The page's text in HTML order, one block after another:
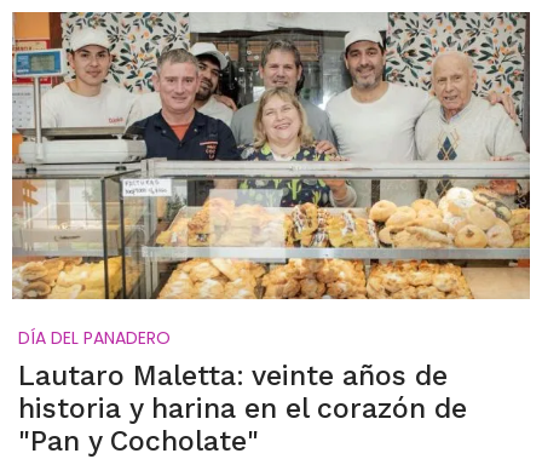
DÍA DEL PANADERO
Lautaro Maletta: veinte años de
historia y harina en el corazón de
"Pan y Cocholate"